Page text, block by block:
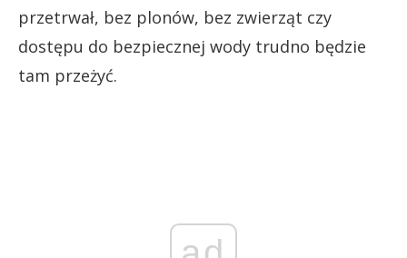
przetrwał, bez plonów, bez zwierząt czy
dostępu do bezpiecznej wody trudno będzie
tam przeżyć.